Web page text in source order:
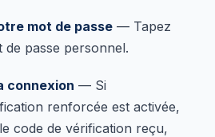
mot de passe — Tapez
de passe personnel.
connexion — Si
renforcée est activée,
code de vérification reçu,